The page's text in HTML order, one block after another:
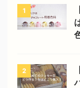
1
2